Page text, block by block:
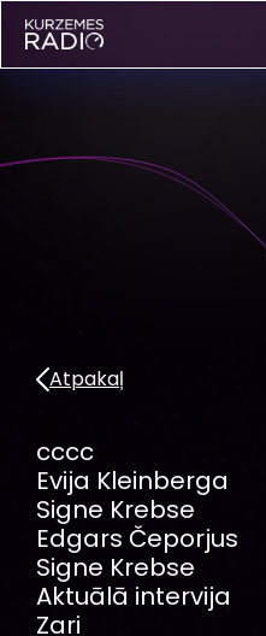
Atpakaļ
cccc
Evija Kleinberga
Signe Krebse
Edgars Čeporjus
Signe Krebse
Aktuālā intervija
Zari